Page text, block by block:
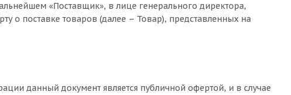
«Поставщик», в лице генерального директора,
о поставке товаров (далее – Товар), представленных на
данный документ является публичной офертой, и в случае